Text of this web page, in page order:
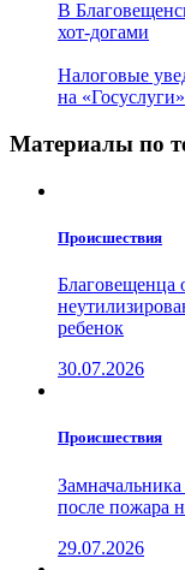
В
хот-догами
Налоговые
на «Госуслуги»
Материалы по
Проиcшествия
Благовещенца
ребенок
30.07.2026
Проиcшествия
после пожара
29.07.2026